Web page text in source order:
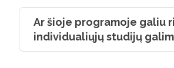
Ar šioje programoje galiu
individualiųjų studijų